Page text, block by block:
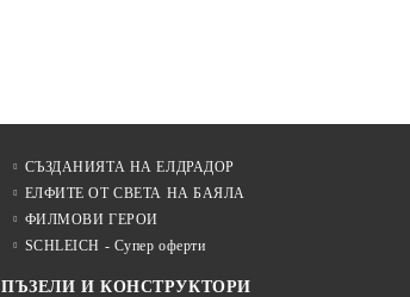
СЪЗДАНИЯТА НА ЕЛДРАДОР
ЕЛФИТЕ ОТ СВЕТА НА БАЯЛА
ФИЛМОВИ ГЕРОИ
SCHLEICH - Супер оферти
ПЪЗЕЛИ И КОНСТРУКТОРИ